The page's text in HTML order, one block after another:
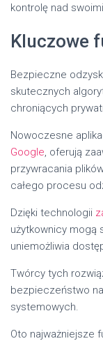
kontrolę nad
Kluczowe
Bezpieczne
skutecznych
chroniących
Nowoczesne
Google, oferują
przywracania
całego procesu
Dzięki technologii
użytkownicy mogą
uniemożliwia
Twórcy tych
bezpieczeństwo
systemowych.
Oto najważniejsze